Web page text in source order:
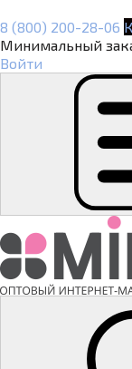
8 (800) 200-28-06
Минимальный
Войти